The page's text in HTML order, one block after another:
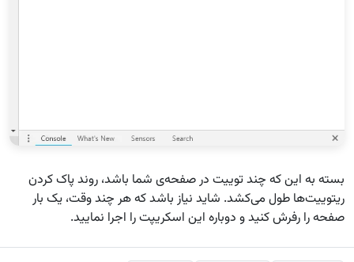
بسته به این که چند توییت در صفحه‌ی شما باشد، روند پاک کردن
ریتوییت‌ها طول می‌کشد. شاید نیاز باشد که هر چند وقت، یک بار
صفحه را رفرش کنید و دوباره این اسکریپت را اجرا نمایید.